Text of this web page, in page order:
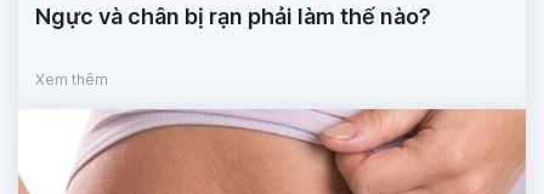
Ngực và chân bị rạn phải làm thế nào?
Xem thêm